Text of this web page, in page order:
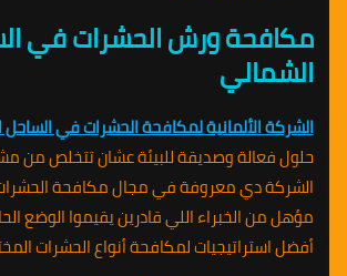
مكافحة ورش الحشرات في
الشمالي
الشركة الألمانية لمكافحة الحشرات في
حلول فعالة وصديقة للبيئة عشان تتخلص من
الشركة دي معروفة في مجال مكافحة
مؤهل من الخبراء اللي قادرين يقيموا الوضع
أفضل استراتيجيات لمكافحة أنواع الحشرات